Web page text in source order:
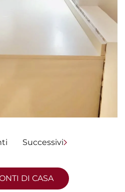
Successivi
DI CASA